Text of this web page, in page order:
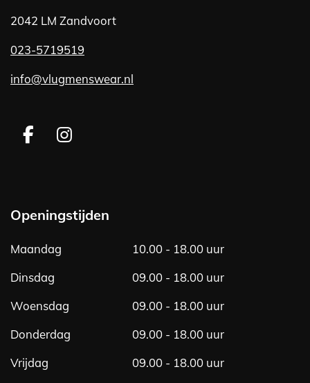
2042 LM Zandvoort
023-5719519
info@vlugmenswear.nl
F
b
o
o
k
I
a
g
Openingstijden
Maandag
10.00 - 18.00 uur
Dinsdag
09.00 - 18.00 uur
Woensdag
09.00 - 18.00 uur
Donderdag
09.00 - 18.00 uur
Vrijdag
09.00 - 18.00 uur